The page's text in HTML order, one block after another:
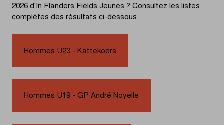
2026 d'In Flanders Fields Jeunes ? Consultez les listes
complètes des résultats ci-dessous.
Hommes U23 - Kattekoers
Hommes U19 - GP André Noyelle